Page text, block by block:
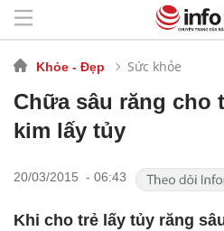
Khỏe - Đẹp Sức khỏe
Chữa sâu răng cho
kim lấy tủy
20/03/2015 - 06:43
Khi cho trẻ lấy tủy răng